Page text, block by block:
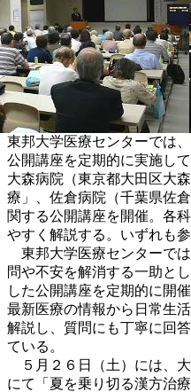
東邦大学医療センターでは
公開講座を定期的に実施し
大森病院（東京都大田区大
療」、佐倉病院（千葉県佐
関する公開講座を開催。各
やすく解説する。いずれも
東邦大学医療センターで
問や不安を解消する一助と
した公開講座を定期的に開
最新医療の情報から日常生
解説し、質問にも丁寧に回
ている。
５月２６日（土）には、大
にて「夏を乗り切る漢方治